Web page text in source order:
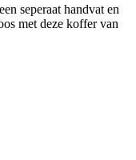
seperaat handvat en
met deze koffer van